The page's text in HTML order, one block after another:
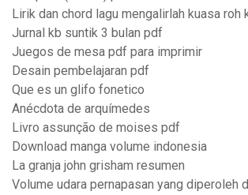
Lirik dan chord lagu mengalirlah kuasa roh
Jurnal kb suntik 3 bulan pdf
Juegos de mesa pdf para imprimir
Desain pembelajaran pdf
Que es un glifo fonetico
Anécdota de arquímedes
Livro assunção de moises pdf
Download manga volume indonesia
La granja john grisham resumen
Volume udara pernapasan yang diperoleh